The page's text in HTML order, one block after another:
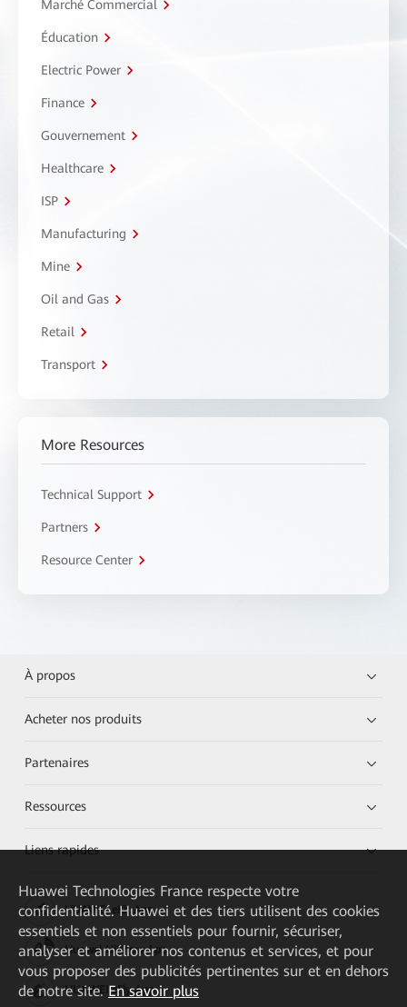
Marché Commercial
Éducation
Electric Power
Finance
Gouvernement
Healthcare
ISP
Manufacturing
Mine
Oil and Gas
Retail
Transport
More Resources
Technical Support
Partners
Resource Center
À propos
Acheter nos produits
Partenaires
Ressources
Liens rapides
HUAWEI eKit App
Huawei HiKnow App
HUAWEI eFly App
Huawei Technologies France respecte votre
confidentialité. Huawei et des tiers utilisent des cookies
essentiels et non essentiels pour fournir, sécuriser,
analyser et améliorer nos contenus et services, et pour
vous proposer des publicités pertinentes sur et en dehors
de notre site. En savoir plus